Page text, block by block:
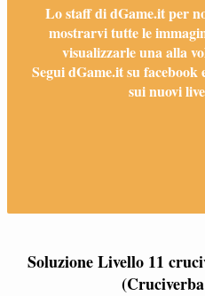
Lo staff di dGame.it per
mostrarvi tutte le
visualizzarle una alla
Segui dGame.it su
sui nuovi
Soluzione Livello 11